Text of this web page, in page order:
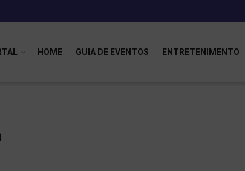
HOME GUIA DE EVENTOS ENTRETENIMENTO